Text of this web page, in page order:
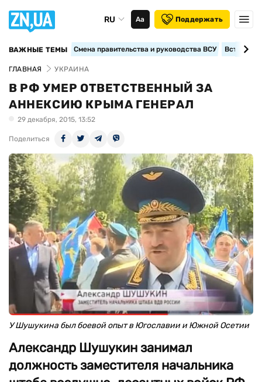
RU Аа Поддержать
ВАЖНЫЕ ТЕМЫ Смена правительства и руководства ВСУ
ГЛАВНАЯ УКРАИНА
В РФ УМЕР ОТВЕТСТВЕННЫЙ ЗА
АННЕКСИЮ КРЫМА ГЕНЕРАЛ
29 декабря, 2015, 13:52
Поделиться
У Шушукина был боевой опыт в Югославии и Южной Осетии
Александр Шушукин занимал
должность заместителя начальника